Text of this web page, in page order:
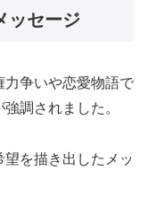
ッセージ
力争いや恋愛物語で
調されました。
を描き出したメッ